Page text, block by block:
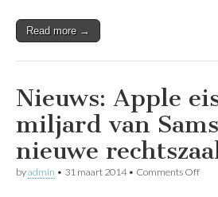
Read more →
Nieuws: Apple
miljard van
nieuwe
byadmin • 31 maart 2014• Comments Offon